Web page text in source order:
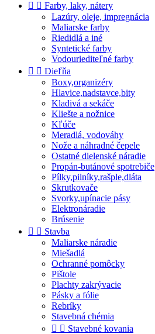
  Farby, laky, nátery
Lazúry, oleje, impregnácia
Maliarske farby
Riedidlá a iné
Syntetické farby
Vodouriediteľné farby
  Dieľňa
Boxy,organizéry
Hlavice,nadstavce,bity
Kladivá a sekáče
Kliešte a nožnice
Kľúče
Meradlá, vodováhy
Nože a náhradné čepele
Ostatné dielenské náradie
Propán-butánové spotrebiče
Pílky,pilníky,rašple,dláta
Skrutkovače
Svorky,upínacie pásy
Elektronáradie
Brúsenie
  Stavba
Maliarske náradie
Miešadlá
Ochranné pomôcky
Pištole
Plachty zakrývacie
Pásky a fólie
Rebríky
Stavebná chémia
  Stavebné kovania